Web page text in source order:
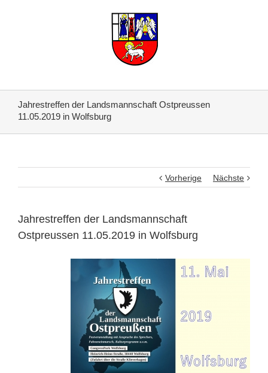
Jahrestreffen der Landsmannschaft Ostpreussen
11.05.2019 in Wolfsburg
Vorherige Nächste
Jahrestreffen der Landsmannschaft
Ostpreussen 11.05.2019 in Wolfsburg